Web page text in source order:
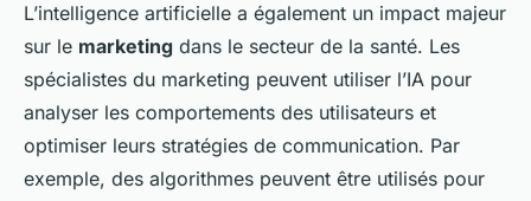
L’intelligence artificielle a également un impact majeur
sur le marketing dans le secteur de la santé. Les
spécialistes du marketing peuvent utiliser l’IA pour
analyser les comportements des utilisateurs et
optimiser leurs stratégies de communication. Par
exemple, des algorithmes peuvent être utilisés pour